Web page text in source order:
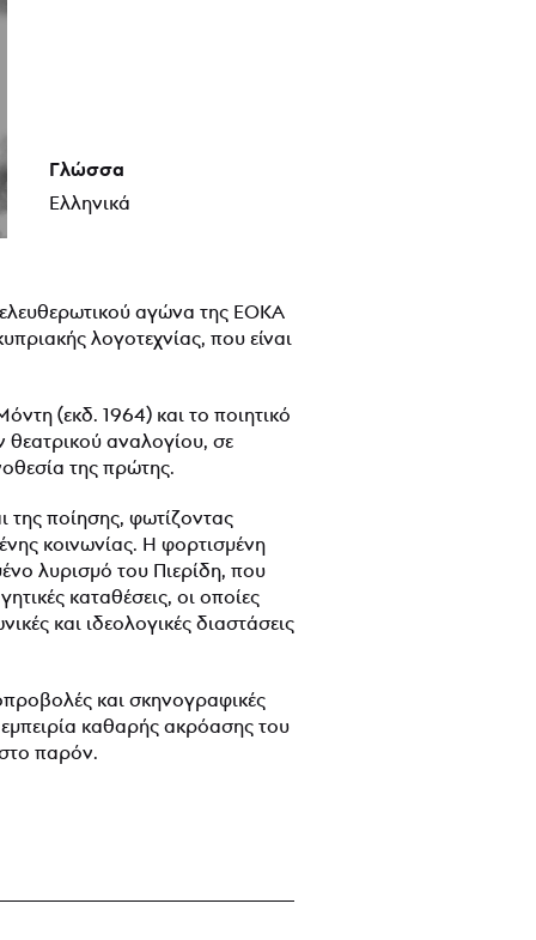
Γλώσσα
Ελληνικά
αγώνα της ΕΟΚΑ
λογοτεχνίας, που είναι
(εκδ. 1964) και το ποιητικό
αναλογίου, σε
της πρώτης.
ποίησης, φωτίζοντας
κοινωνίας. Η φορτισμένη
λυρισμό του Πιερίδη, που
καταθέσεις, οι οποίες
και ιδεολογικές διαστάσεις
και σκηνογραφικές
καθαρής ακρόασης του
παρόν.